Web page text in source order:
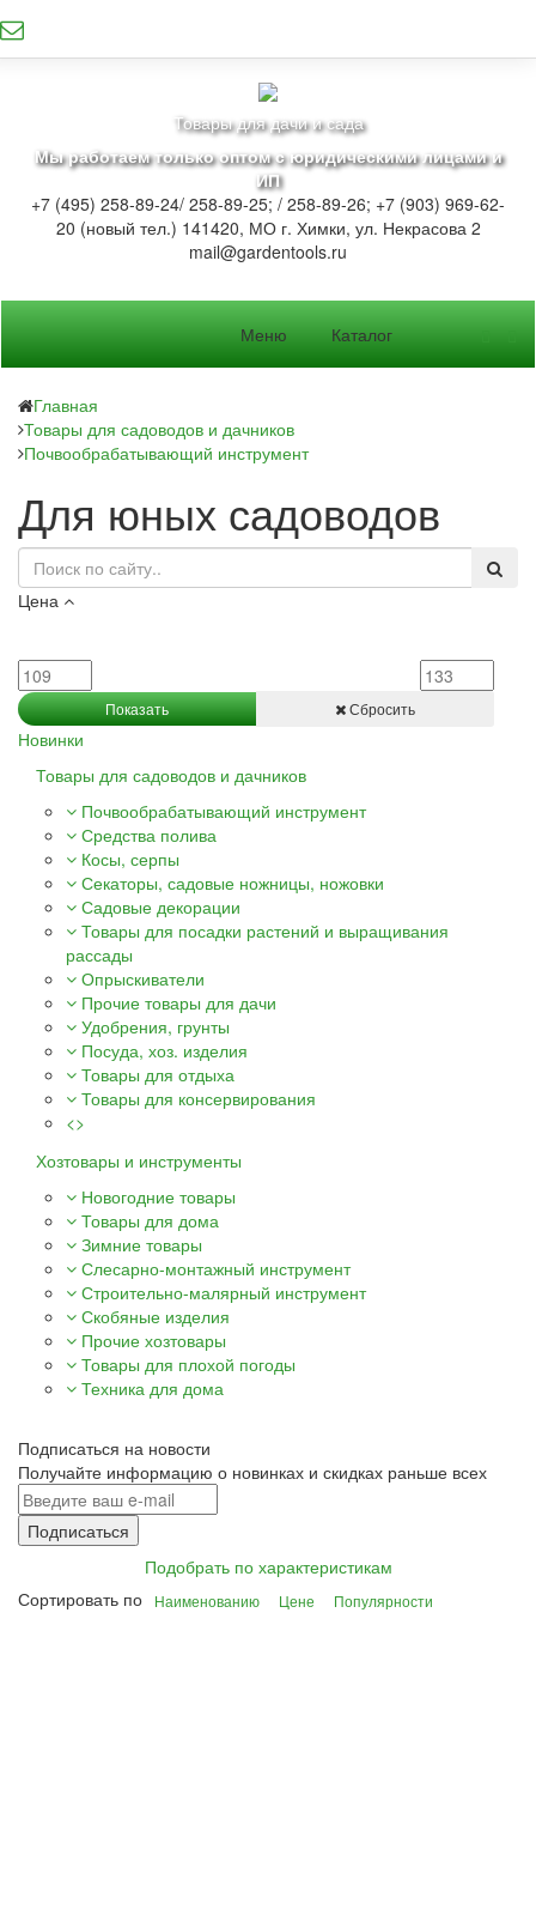
Товары для дачи и сада
Мы работаем только оптом с юридическими лицами и
ИП
+7 (495) 258-89-24/ 258-89-25; / 258-89-26; +7 (903) 969-62-
20 (новый тел.) 141420, МО г. Химки, ул. Некрасова 2
mail@gardentools.ru
Каталог
Меню
Главная
Товары для садоводов и дачников
Почвообрабатывающий инструмент
Для юных садоводов
Цена
Показать Сбросить
Новинки
Товары для садоводов и дачников
Почвообрабатывающий инструмент
Средства полива
Косы, серпы
Секаторы, садовые ножницы, ножовки
Садовые декорации
Товары для посадки растений и выращивания
рассады
Опрыскиватели
Прочие товары для дачи
Удобрения, грунты
Посуда, хоз. изделия
Товары для отдыха
Товары для консервирования
<>
Хозтовары и инструменты
Новогодние товары
Товары для дома
Зимние товары
Слесарно-монтажный инструмент
Строительно-малярный инструмент
Скобяные изделия
Прочие хозтовары
Товары для плохой погоды
Техника для дома
Подписаться на новости
Получайте информацию о новинках и скидках раньше всех
Подписаться
Подобрать по характеристикам
Сортировать по
Наименованию Цене Популярности